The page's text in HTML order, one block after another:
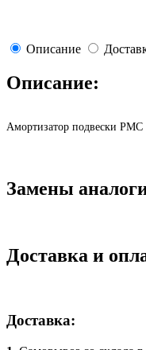
Описание
Описание:
Амортизатор подвески PMC
Замены
Доставка и
Доставка: